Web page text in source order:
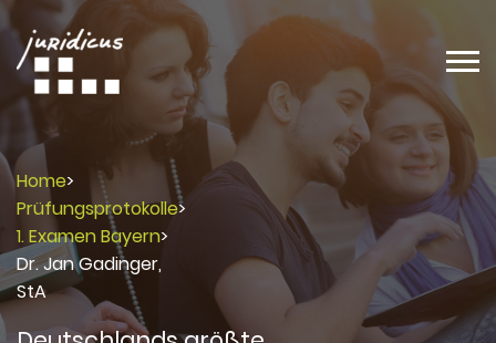
Home>
Prüfungsprotokolle>
1. Examen Bayern>
Dr. Jan Gadinger,
StA